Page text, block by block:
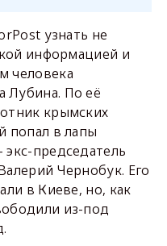
узнать не
информацией и
человека
Лубина. По её
крымских
попал в лапы
председатель
Чернобук. Его
в Киеве, но, как
из-под